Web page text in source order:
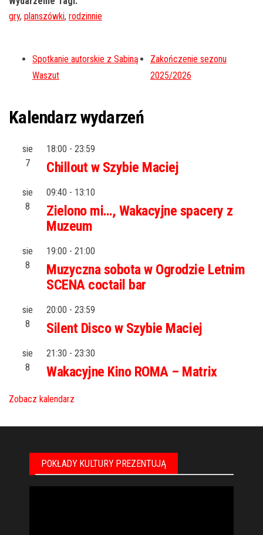
gry, planszówki, rodzinnie
Spotkanie autorskie z Sabiną
Waszut
Zakończenie sezonu
2025/2026
Kalendarz wydarzeń
sie
7
18:00 - 23:59
Chillout w Szybie Maciej
sie
8
09:40 - 13:10
Zielono mi…, Wakacyjne spacery z
Muzeum
sie
8
19:00 - 21:00
Muzyczna sobota w Ogrodzie Letnim
SCENA coctail bar
sie
8
20:00 - 23:59
Silent Disco w Szybie Maciej
sie
8
21:30 - 23:30
Wakacyjne Kino ROMA – Matrix
Zobacz kalendarz
POKŁADY KULTURY PREZENTUJĄ